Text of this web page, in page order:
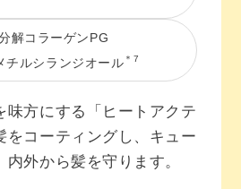
解コラーゲンPG
チルシランジオール ＊7
味方にする「ヒートアクテ
をコーティングし、キュー
外から髪を守ります。